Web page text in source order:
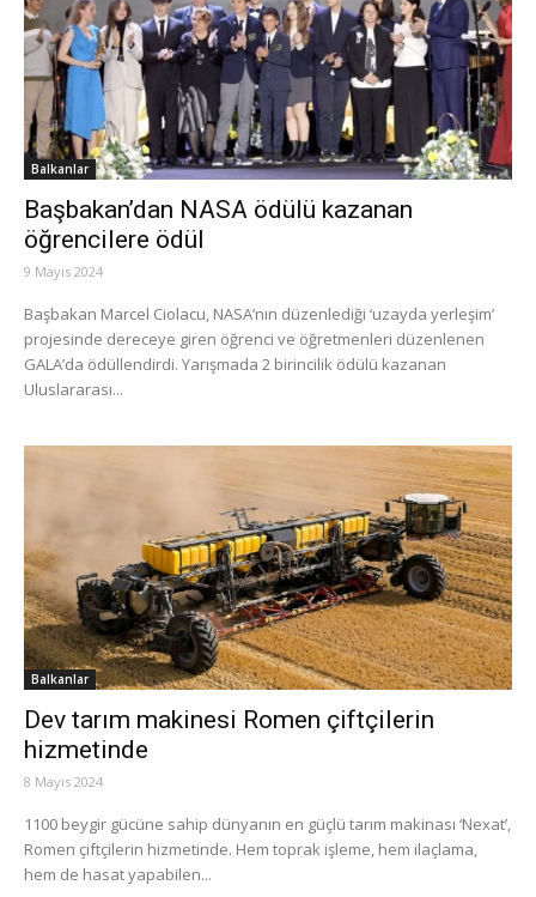
Balkanlar
Başbakan’dan NASA ödülü kazanan
öğrencilere ödül
9 Mayıs 2024
Başbakan Marcel Ciolacu, NASA’nın düzenlediği ‘uzayda yerleşim’
projesinde dereceye giren öğrenci ve öğretmenleri düzenlenen
GALA’da ödüllendirdi. Yarışmada 2 birincilik ödülü kazanan
Uluslararası...
Balkanlar
Dev tarım makinesi Romen çiftçilerin
hizmetinde
8 Mayıs 2024
1100 beygir gücüne sahip dünyanın en güçlü tarım makinası ‘Nexat’,
Romen çiftçilerin hizmetinde. Hem toprak işleme, hem ilaçlama,
hem de hasat yapabilen...